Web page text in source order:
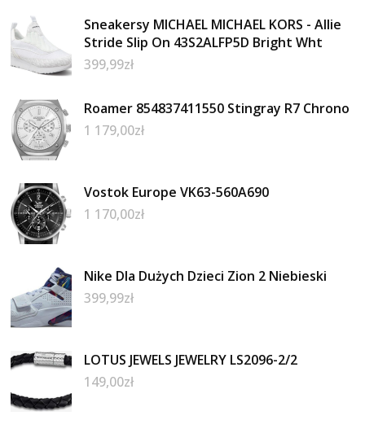
Sneakersy MICHAEL MICHAEL KORS - Allie
Stride Slip On 43S2ALFP5D Bright Wht
399,99zł
Roamer 854837411550 Stingray R7 Chrono
1 179,00zł
Vostok Europe VK63-560A690
1 170,00zł
Nike Dla Dużych Dzieci Zion 2 Niebieski
399,99zł
LOTUS JEWELS JEWELRY LS2096-2/2
149,00zł